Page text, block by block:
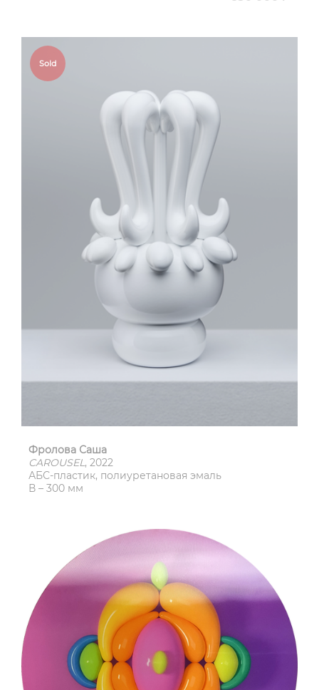
Sold
Фролова Саша
CAROUSEL, 2022
АБС-пластик, полиуретановая эмаль
В – 300 мм